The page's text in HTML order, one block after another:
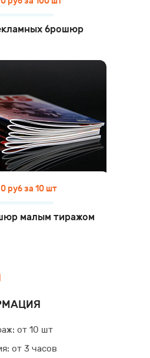
брошюр
руб за 10 шт
малым тиражом
от 10 шт
от 3 часов